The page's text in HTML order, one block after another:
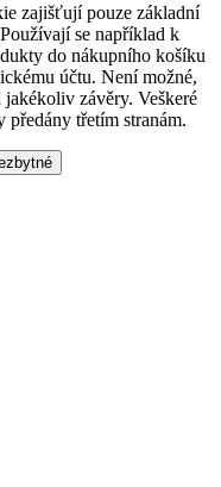
zajišťují pouze základní
se například k
do nákupního košíku
účtu. Není možné,
závěry. Veškeré
předány třetím stranám.